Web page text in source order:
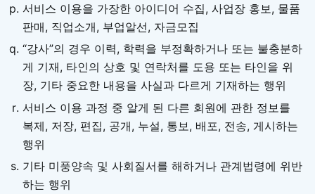
서비스 이용을 가장한 아이디어 수집, 사업장 홍보, 물품
판매, 직업소개, 부업알선, 자금모집
“강사”의 경우 이력, 학력을 부정확하거나 또는 불충분하
게 기재, 타인의 상호 및 연락처를 도용 또는 타인을 위
장, 기타 중요한 내용을 사실과 다르게 기재하는 행위
서비스 이용 과정 중 알게 된 다른 회원에 관한 정보를
복제, 저장, 편집, 공개, 누설, 통보, 배포, 전송, 게시하는
행위
기타 미풍양속 및 사회질서를 해하거나 관계법령에 위반
하는 행위